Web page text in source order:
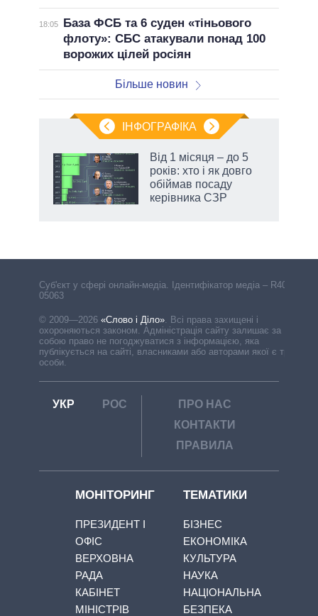
18:05
База ФСБ та 6 суден «тіньового
флоту»: СБС атакували понад 100
ворожих цілей росіян
Більше новин
ІНФОГРАФІКА
Від 1 місяця – до 5
років: хто і як довго
обіймав посаду
керівника СЗР
Cуб'єкт у сфері онлайн-медіа. Ідентифікатор медіа – R40-
05063
© 2009—2026 «Слово і Діло»
Всі права захищені і
охороняються законом. Адміністрація сайту залишає за
собою право не погоджуватися з інформацією, яка
публікується на сайті, власниками або авторами якої є треті
особи.
УКР РОС
ПРО НАС
КОНТАКТИ
ПРАВИЛА
МОНІТОРИНГ
ПРЕЗИДЕНТ І
ОФІС
ВЕРХОВНА
РАДА
КАБІНЕТ
МІНІСТРІВ
ТЕМАТИКИ
БІЗНЕС
ЕКОНОМІКА
КУЛЬТУРА
НАУКА
НАЦІОНАЛЬНА
БЕЗПЕКА